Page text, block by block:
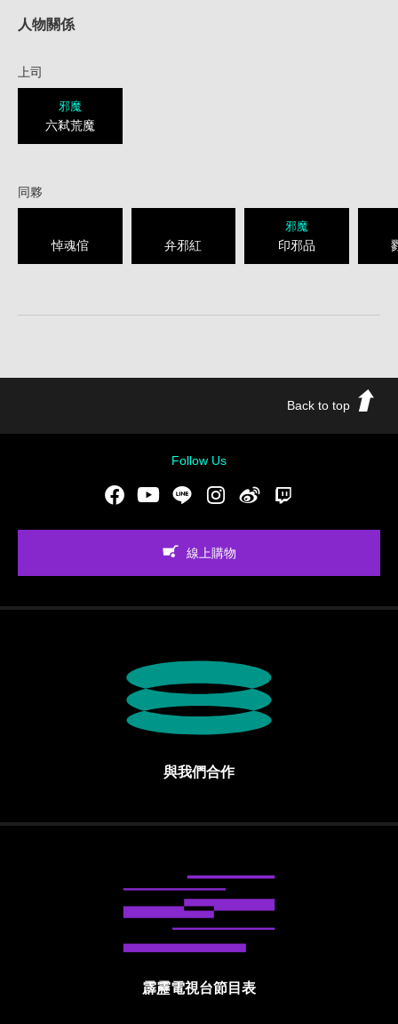
人物關係
上司
邪魔
六弒荒魔
同夥
悼魂倌 弁邪紅
邪魔
印邪品
Back to top
Follow Us
FacebookYoutubeLINE Instgram新浪微博
線上購物
與我們合作
霹靂電視台節目表